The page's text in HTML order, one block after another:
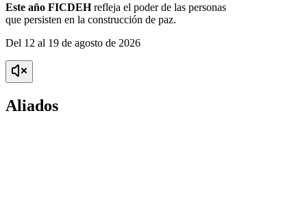
Este año FICDEHrefleja el poder de las personas
que persisten en la construcción de paz.
Del 12 al 19 de agosto de 2026
Aliados